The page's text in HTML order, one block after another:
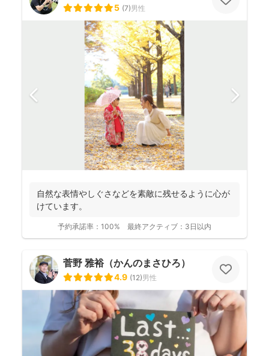
5 (7)男性
自然な表情やしぐさなどを素敵に残せるように心が
けています。
予約承諾率： 100% 最終アクティブ： 3日以内
菅野 雅裕（かんのまさひろ）
4.9 (12)男性